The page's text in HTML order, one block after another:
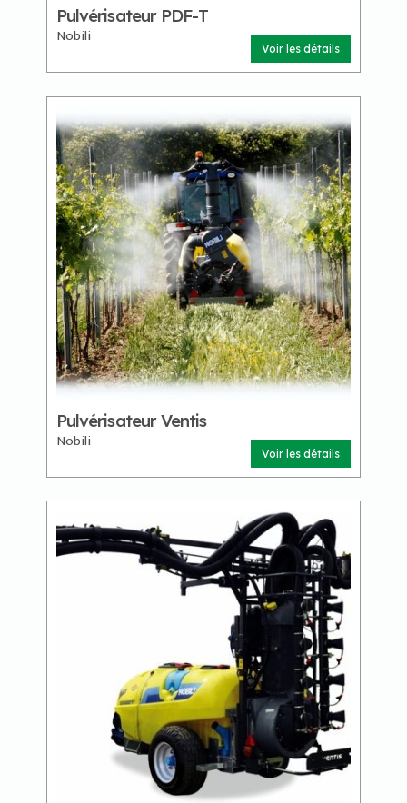
Pulvérisateur PDF-T
Nobili
Voir les détails
Pulvérisateur Ventis
Nobili
Voir les détails